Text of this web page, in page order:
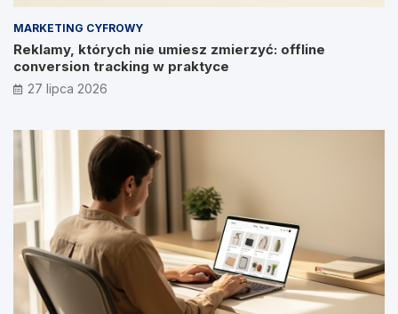
MARKETING CYFROWY
Reklamy, których nie umiesz zmierzyć: offline
conversion tracking w praktyce
27 lipca 2026